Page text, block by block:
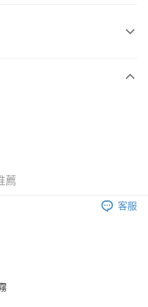
於存款單據寫上訂單編號後電郵至
不會處理沒有提供存款單據的訂
薦
客服